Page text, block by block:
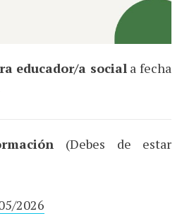
educador/a social a fecha
(Debes de estar
2026